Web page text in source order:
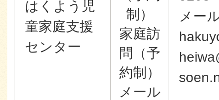
はくよう児
童家庭支援
センター
制）
家庭訪
問（予
約制）
メール
メー